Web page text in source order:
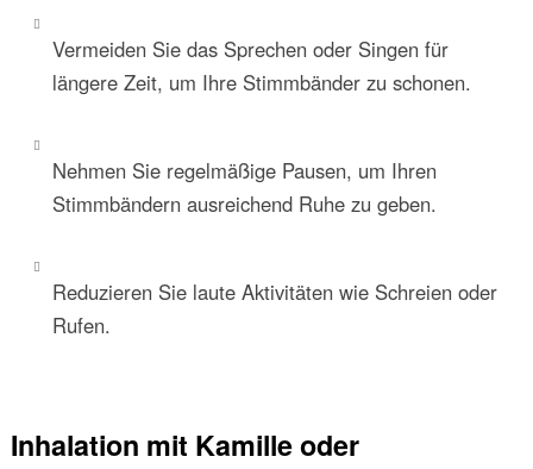
Vermeiden Sie das Sprechen oder Singen für
längere Zeit, um Ihre Stimmbänder zu schonen.
Nehmen Sie regelmäßige Pausen, um Ihren
Stimmbändern ausreichend Ruhe zu geben.
Reduzieren Sie laute Aktivitäten wie Schreien oder
Rufen.
Inhalation mit Kamille oder